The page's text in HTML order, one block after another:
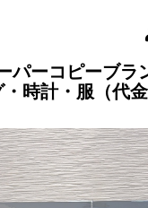
パーコピーブラ
時計・服（代金